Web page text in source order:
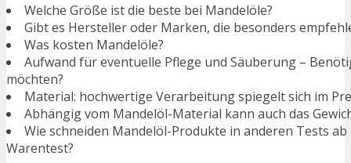
Welche Größe ist die beste bei Mandelöle?
Gibt es Hersteller oder Marken, die besonders
Was kosten Mandelöle?
Aufwand für eventuelle Pflege und Säuberung –
möchten?
Material: hochwertige Verarbeitung spiegelt sich im
Abhängig vom Mandelöl-Material kann auch das
Wie schneiden Mandelöl-Produkte in anderen Tests
Warentest?